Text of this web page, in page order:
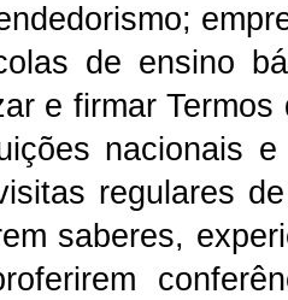
de ensino
e firmar
nacionais
regulares
saberes,